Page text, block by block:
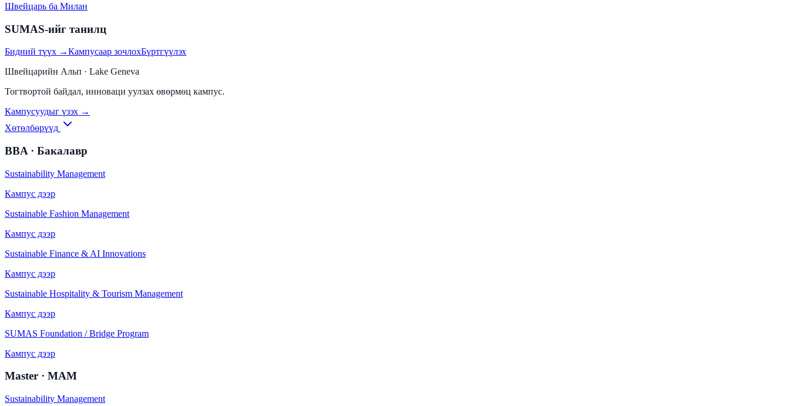
Швейцарь ба Милан
SUMAS-ийг танилц
Бидний түүх →Кампусаар зочлохБүртгүүлэх
Швейцарийн Альп · Lake Geneva
Тогтвортой байдал, инноваци уулзах өвөрмөц кампус.
Кампусуудыг үзэх →
Хөтөлбөрүүд
BBA · Бакалавр
Sustainability Management
Кампус дээр
Sustainable Fashion Management
Кампус дээр
Sustainable Finance & AI Innovations
Кампус дээр
Sustainable Hospitality & Tourism Management
Кампус дээр
SUMAS Foundation / Bridge Program
Кампус дээр
Master · MAM
Sustainability Management